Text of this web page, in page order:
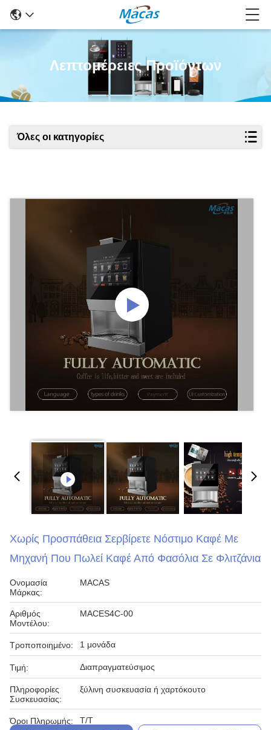
Λεπτομέρειες Προϊόντων
Όλες οι κατηγορίες
Χωρίς Προσπάθεια Σερβίρετε Νόστιμο Καφέ Με
Μηχανή Που Πωλεί Καφέ Από Φασόλια Σε Φλιτζάνια
Ονομασία
Μάρκας:
MACAS
Αριθμός
Μοντέλου:
MACES4C-00
Τροποποιημένο: 1 μονάδα
Τιμή: Διαπραγματεύσιμος
Πληροφορίες
Συσκευασίας:
ξύλινη συσκευασία ή χαρτόκουτο
Όροι Πληρωμής:
Τ/Τ